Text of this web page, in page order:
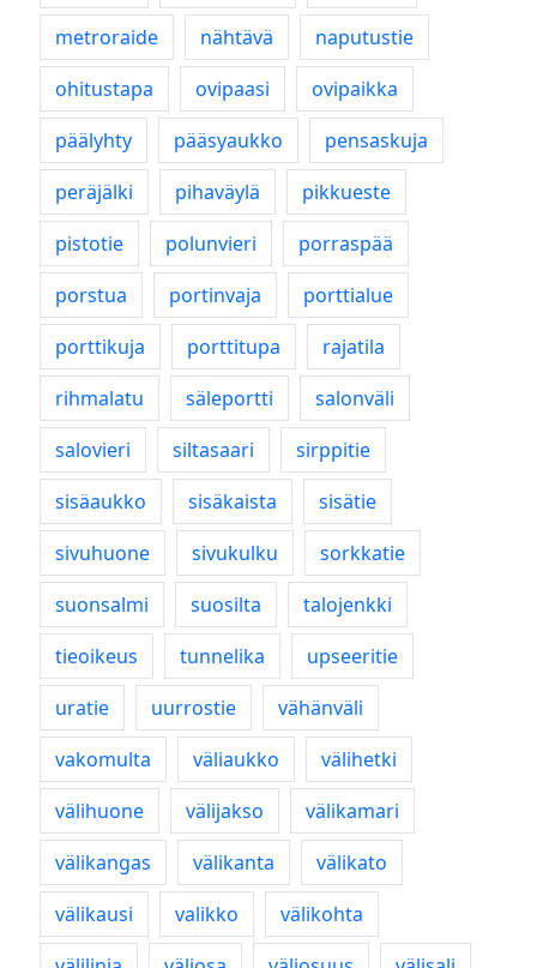
metroraide
nähtävä
naputustie
ohitustapa
ovipaasi
ovipaikka
päälyhty
pääsyaukko
pensaskuja
peräjälki
pihaväylä
pikkueste
pistotie
polunvieri
porraspää
porstua
portinvaja
porttialue
porttikuja
porttitupa
rajatila
rihmalatu
säleportti
salonväli
salovieri
siltasaari
sirppitie
sisäaukko
sisäkaista
sisätie
sivuhuone
sivukulku
sorkkatie
suonsalmi
suosilta
talojenkki
tieoikeus
tunnelika
upseeritie
uratie
uurrostie
vähänväli
vakomulta
väliaukko
välihetki
välihuone
välijakso
välikamari
välikangas
välikanta
välikato
välikausi
valikko
välikohta